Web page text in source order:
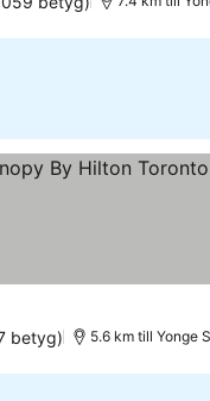
betyg) 5.6 km till Yonge